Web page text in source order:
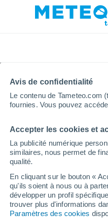
Avis de confidentialité
Le contenu de Tameteo.com
fournies. Vous pouvez
Accepter les cookies et
La publicité numérique
similaires, nous permet de
qualité.
En cliquant sur le bouton «
qu'ils soient à nous ou à
développer un profil
trouver plus d'informations
Paramètres des cookies
Accueil Nicaragua
Météo
Aujourd´hui, 6